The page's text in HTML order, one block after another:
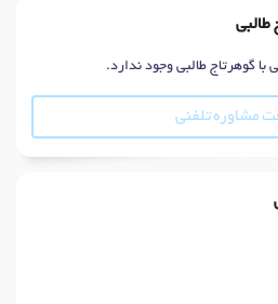
طالبی
گوهرتاج طالبی وجود ندارد.
مشاوره تلفنی